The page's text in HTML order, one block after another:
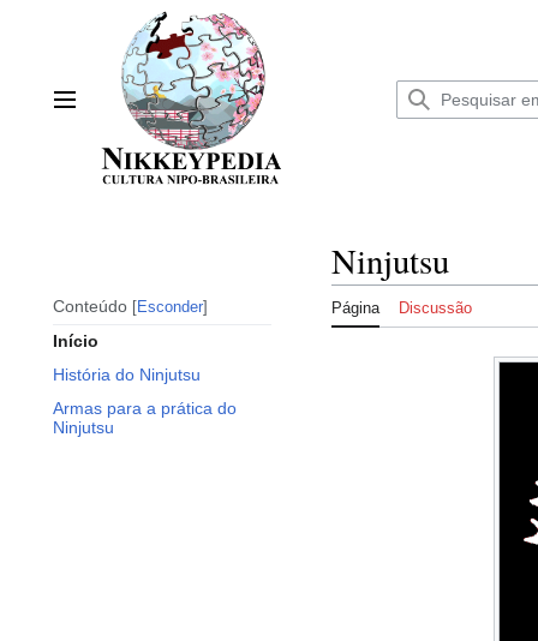
Menu principal
Conteúdo Esconder
Início
História do Ninjutsu
Armas para a prática do
Ninjutsu
Ninjutsu
Página Discussão